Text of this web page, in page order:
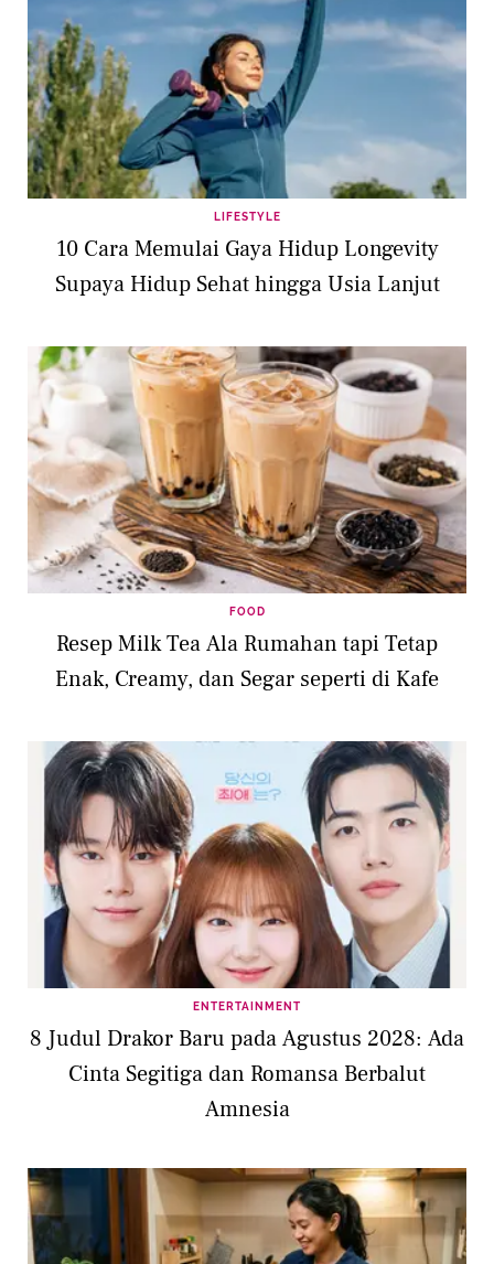
LIFESTYLE
10 Cara Memulai Gaya Hidup Longevity
Supaya Hidup Sehat hingga Usia Lanjut
FOOD
Resep Milk Tea Ala Rumahan tapi Tetap
Enak, Creamy, dan Segar seperti di Kafe
ENTERTAINMENT
8 Judul Drakor Baru pada Agustus 2028: Ada
Cinta Segitiga dan Romansa Berbalut
Amnesia